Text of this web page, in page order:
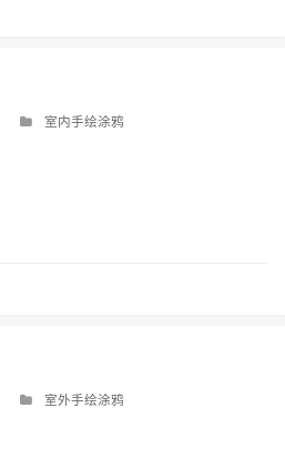
室内手绘涂鸦
室外手绘涂鸦